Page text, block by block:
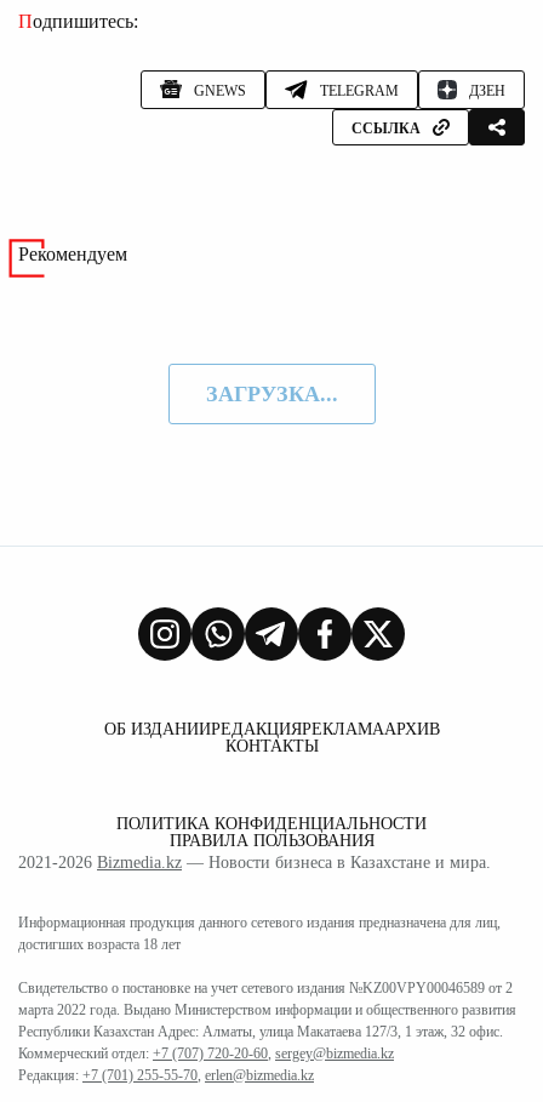
Подпишитесь:
GNEWS TELEGRAM ДЗЕН
ССЫЛКА
Рекомендуем
ЗАГРУЗКА...
ОБ ИЗДАНИИРЕДАКЦИЯРЕКЛАМААРХИВ
КОНТАКТЫ
ПОЛИТИКА КОНФИДЕНЦИАЛЬНОСТИ
ПРАВИЛА ПОЛЬЗОВАНИЯ
2021-2026 Bizmedia.kz — Новости бизнеса в Казахстане и мира.
Информационная продукция данного сетевого издания предназначена для лиц,
достигших возраста 18 лет
Свидетельство о постановке на учет сетевого издания №KZ00VPY00046589 от 2
марта 2022 года. Выдано Министерством информации и общественного развития
Республики Казахстан Адрес: Алматы, улица Макатаева 127/3, 1 этаж, 32 офис.
Коммерческий отдел: +7 (707) 720-20-60 sergey@bizmedia.kz
Редакция: +7 (701) 255-55-70 erlen@bizmedia.kz